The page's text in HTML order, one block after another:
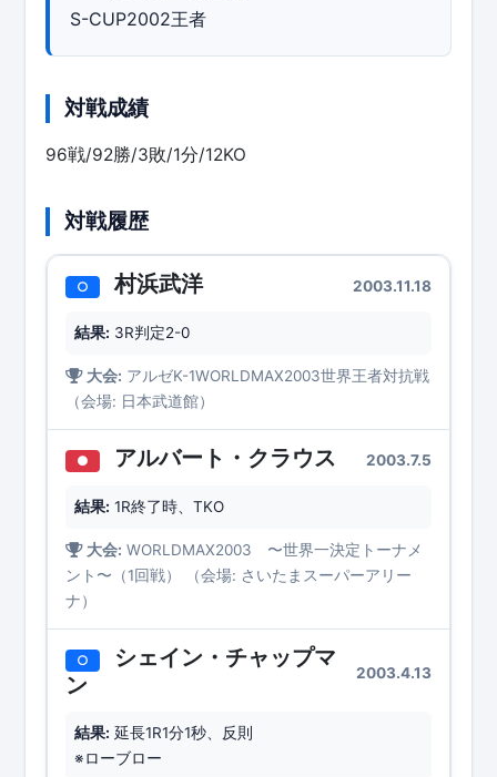
S-CUP2002王者
対戦成績
96戦/92勝/3敗/1分/12KO
対戦履歴
○ 村浜武洋 2003.11.18
結果: 3R判定2-0
大会: アルゼK-1WORLDMAX2003世界王者対抗戦
（会場: 日本武道館）
● アルバート・クラウス 2003.7.5
結果: 1R終了時、TKO
大会: WORLDMAX2003 〜世界一決定トーナメ
ント〜（1回戦） （会場: さいたまスーパーアリー
ナ）
○
シェイン・チャップマ
ン
2003.4.13
結果: 延長1R1分1秒、反則
※ローブロー